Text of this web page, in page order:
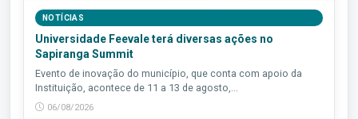
NOTÍCIAS
Universidade Feevale terá diversas ações no
Sapiranga Summit
Evento de inovação do município, que conta com apoio da
Instituição, acontece de 11 a 13 de agosto,...
06/08/2026